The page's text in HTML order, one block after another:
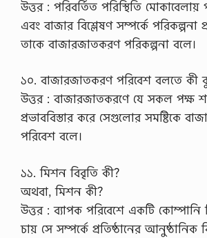
উত্তর : পরিবর্তিত পরিস্থিতি মোকাবেলায়
এবং বাজার বিশ্লেষণ সম্পর্কে পরিকল্পনা
তাকে বাজারজাতকরণ পরিকল্পনা বলে।
১০. বাজারজাতকরণ পরিবেশ বলতে কী
উত্তর : বাজারজাতকরণে যে সকল পক্ষ
প্রভাববিস্তার করে সেগুলোর সমষ্টিকে
পরিবেশ বলে।
১১. মিশন বিবৃতি কী?
অথবা, মিশন কী?
উত্তর : ব্যাপক পরিবেশে একটি
চায় সে সম্পর্কে প্রতিষ্ঠানের আনুষ্ঠানিক